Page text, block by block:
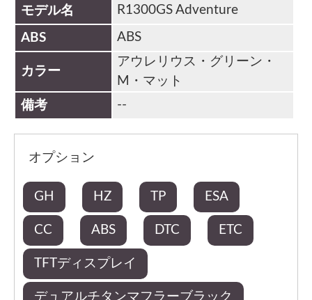
モデル名 R1300GS Adventure
ABS ABS
カラー
アウレリウス・グリーン・
M・マット
備考
--
オプション
GH HZ TP ESA
CC ABS DTC ETC
TFTディスプレイ
デュアルチタンマフラーブラック